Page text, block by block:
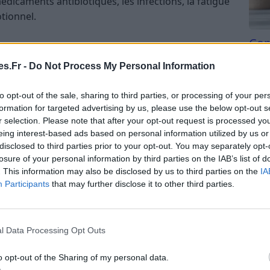
- Do Not Process My Personal Information
opt-out of the sale, sharing to third parties, or processing of your
for targeted advertising by us, please use the below opt-out
selection. Please note that after your opt-out request is processed
interest-based ads based on personal information utilized by us
to third parties prior to your opt-out. You may separately
of your personal information by third parties on the IAB’s list of
This information may also be disclosed by us to third parties on the
Participants that may further disclose it to other third parties.
Data Processing Opt Outs
opt-out of the Sharing of my personal data.
peuvent inclure :
rash en forme de papillon sur les joues et le
cardiaques​​​.
Tri
du